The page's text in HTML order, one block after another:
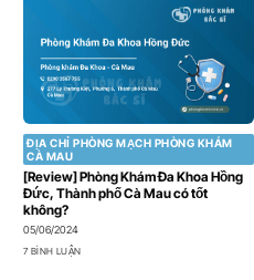
ĐỊA CHỈ PHÒNG MẠCH PHÒNG KHÁM
CÀ MAU
[Review] Phòng Khám Đa Khoa Hồng
Đức, Thành phố Cà Mau có tốt
không?
05/06/2024
7 BÌNH LUẬN